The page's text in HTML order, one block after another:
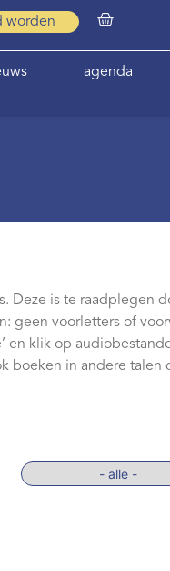
worden
agenda
Deze is te raadplegen
geen voorletters of
en klik op
boeken in andere talen